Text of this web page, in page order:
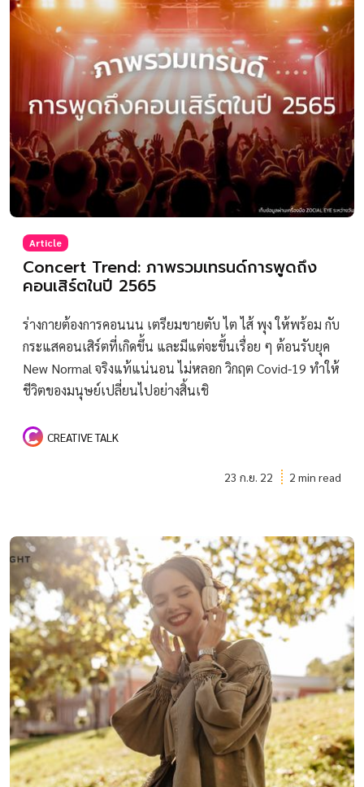
Article
Concert Trend: ภาพรวมเทรนด์การพูดถึง
คอนเสิร์ตในปี 2565
ร่างกายต้องการคอนนน เตรียมขายตับ ไต ไส้ พุง ให้พร้อม กับ
กระแสคอนเสิร์ตที่เกิดขึ้น และมีแต่จะขึ้นเรื่อย ๆ ต้อนรับยุค
New Normal จริงแท้แน่นอน ไม่หลอก วิกฤต Covid-19 ทำให้
ชีวิตของมนุษย์เปลี่ยนไปอย่างสิ้นเชิ
CREATIVE TALK
23 ก.ย. 22 2 min read